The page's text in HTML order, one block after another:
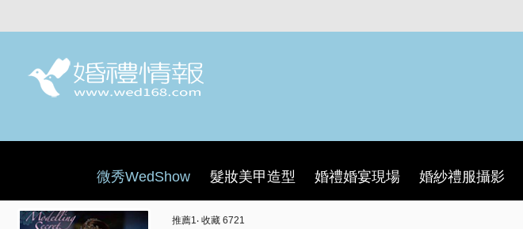
微秀WedShow 髮妝美甲造型 婚禮婚宴現場 婚紗禮服攝影
推薦1‧ 收藏 6721